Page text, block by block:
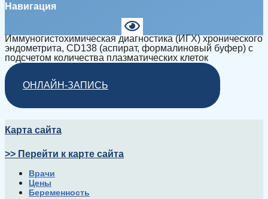
Навигация
Иммуногистохимическая диагностика (ИГХ) хронического
эндометрита, CD138 (аспират, формалиновый буфер) с
подсчетом количества плазматических клеток
ОНЛАЙН-ЗАПИСЬ
Карта сайта
>> Перейти к карте сайта
Врачи
Цены
Беременность